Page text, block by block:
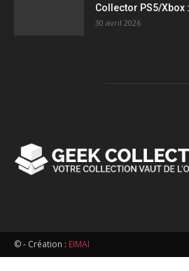
Collector PS5/Xbox
30 avril 2026
© - Création : EIMAI